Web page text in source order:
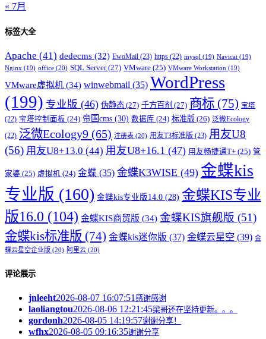
« 7月
标签大全
Apache (41) dedecms (32) EwoMail (23) https (22) mysql (19) Navicat (19)
Nginx (19) office (20) SQL Server(27) VMware (25) VMware Workstation (19)
VMware虚拟机 (34) winwebmail (35) WordPress
(199) 专业版 (46) 伪静态 (27) 千方百剂 (27) 商标 (75) 宝塔
(22) 宝塔控制面板 (24) 帝国cms (30) 数据库 (24) 标准版 (26) 泛微Ecology
(22) 泛微Ecology9 (65) 注册表 (20) 用友T3标准版 (23) 用友U8
(56) 用友U8+13.0 (44) 用友U8+16.1 (47) 用友畅捷通T+ (25) 管
家婆 (25) 虚拟机 (24) 金蝶 (35) 金蝶K3WISE (49) 金蝶kis
专业版 (160) 金蝶kis专业版14.0 (28) 金蝶KIS专业
版16.0 (104) 金蝶KIS商贸版 (34) 金蝶KIS旗舰版 (51)
金蝶kis标准版 (74) 金蝶kis迷你版 (37) 金蝶云星空 (39) 金
蝶云星空企业版 (20) 阿里云 (20)
评论展示
jnleeht2026-08-07 16:07:51 感谢感谢
laoliangtou2026-08-06 12:21:45梁哥还在坚持更新。。。
gordonh2026-08-05 14:19:57谢谢分享！
wfhx2026-08-05 09:16:35谢谢分享